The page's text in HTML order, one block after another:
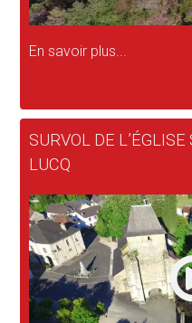
En savoir plus...
SURVOL DE
LUCQ